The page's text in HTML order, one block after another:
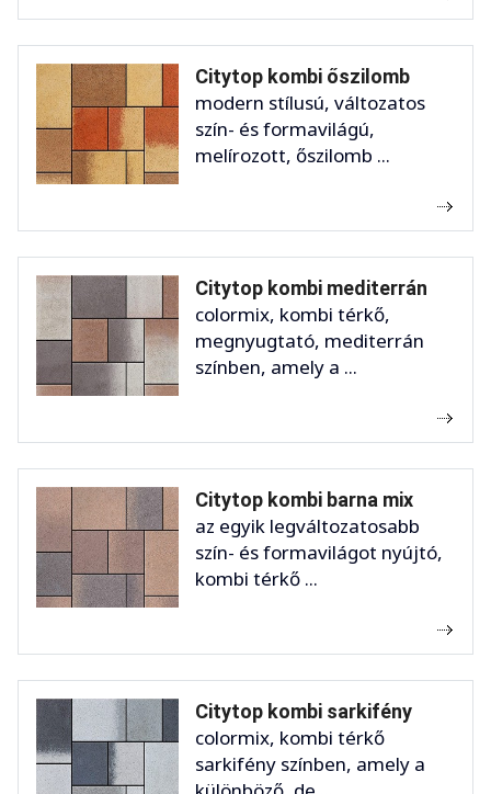
Citytop kombi őszilomb
modern stílusú, változatos
szín- és formavilágú,
melírozott, őszilomb ...
Citytop kombi mediterrán
colormix, kombi térkő,
megnyugtató, mediterrán
színben, amely a ...
Citytop kombi barna mix
az egyik legváltozatosabb
szín- és formavilágot nyújtó,
kombi térkő ...
Citytop kombi sarkifény
colormix, kombi térkő
sarkifény színben, amely a